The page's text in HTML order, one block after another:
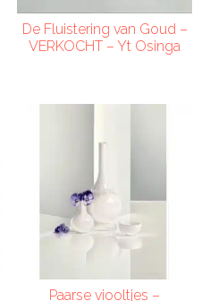
De Fluistering van Goud –
VERKOCHT – Yt Osinga
Paarse viooltjes –